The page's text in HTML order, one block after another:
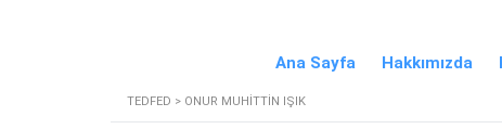
Ana Sayfa Hakkımızda
TEDFED > ONUR MUHITTIN IŞIK